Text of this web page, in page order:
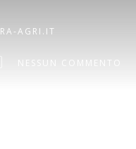
AGRI.IT
NESSUN COMMENTO